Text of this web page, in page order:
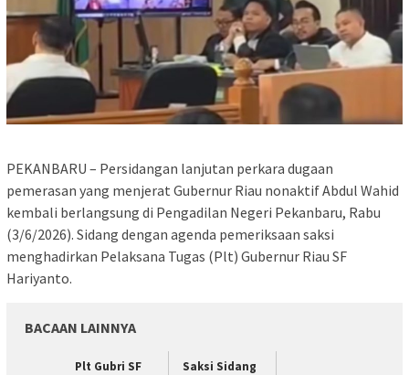
PEKANBARU – Persidangan lanjutan perkara dugaan
pemerasan yang menjerat Gubernur Riau nonaktif Abdul Wahid
kembali berlangsung di Pengadilan Negeri Pekanbaru, Rabu
(3/6/2026). Sidang dengan agenda pemeriksaan saksi
menghadirkan Pelaksana Tugas (Plt) Gubernur Riau SF
Hariyanto.
BACAAN LAINNYA
Plt Gubri SF
Saksi Sidang